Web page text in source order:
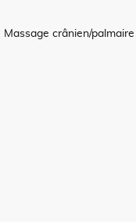
Massage crânien/palmaire